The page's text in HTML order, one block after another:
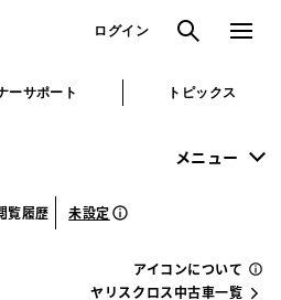
ログイン 検索 メニュ
ーサポート トピックス
メニュー
覧履歴 未設定
アイコンについて
ヤリスクロス中古車一覧